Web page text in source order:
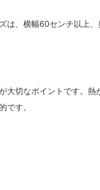
は、横幅60センチ以上
切なポイントです。
です。